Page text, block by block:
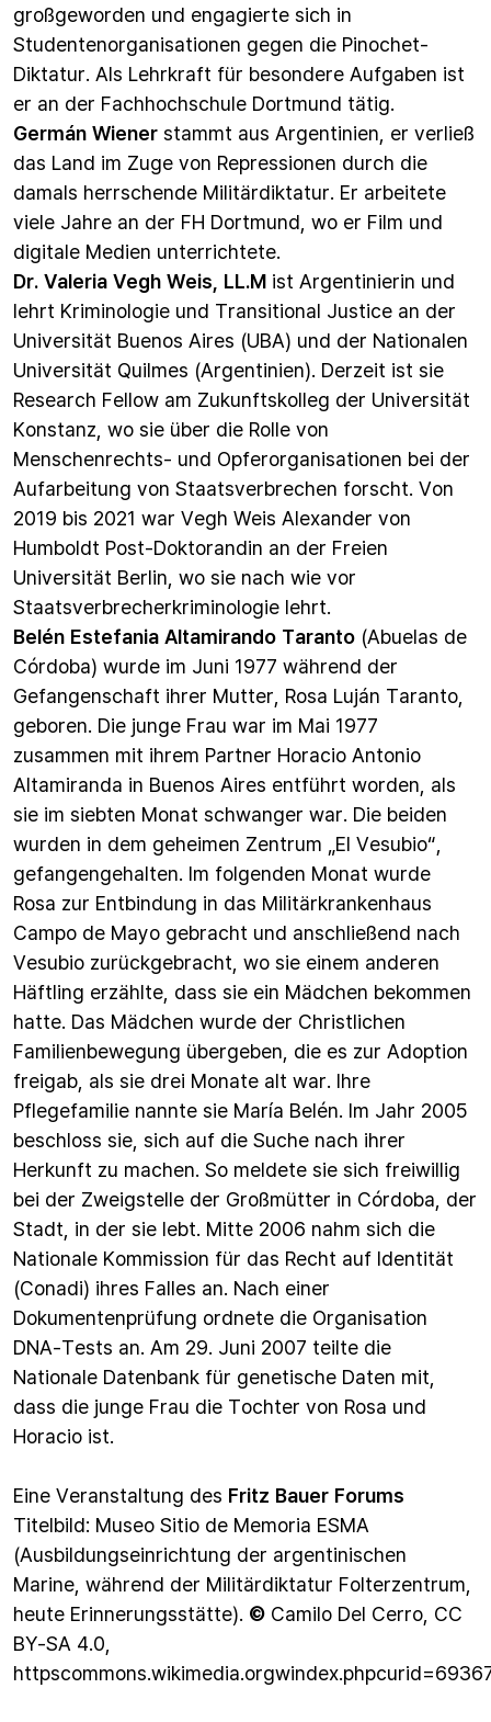
großgeworden und engagierte sich in
Studentenorganisationen gegen die Pinochet-
Diktatur. Als Lehrkraft für besondere Aufgaben ist
er an der Fachhochschule Dortmund tätig.
Germán Wiener stammt aus Argentinien, er verließ
das Land im Zuge von Repressionen durch die
damals herrschende Militärdiktatur. Er arbeitete
viele Jahre an der FH Dortmund, wo er Film und
digitale Medien unterrichtete.
Dr. Valeria Vegh Weis, LL.M ist Argentinierin und
lehrt Kriminologie und Transitional Justice an der
Universität Buenos Aires (UBA) und der Nationalen
Universität Quilmes (Argentinien). Derzeit ist sie
Research Fellow am Zukunftskolleg der Universität
Konstanz, wo sie über die Rolle von
Menschenrechts- und Opferorganisationen bei der
Aufarbeitung von Staatsverbrechen forscht. Von
2019 bis 2021 war Vegh Weis Alexander von
Humboldt Post-Doktorandin an der Freien
Universität Berlin, wo sie nach wie vor
Staatsverbrecherkriminologie lehrt.
Belén Estefania Altamirando Taranto (Abuelas de
Córdoba) wurde im Juni 1977 während der
Gefangenschaft ihrer Mutter, Rosa Luján Taranto,
geboren. Die junge Frau war im Mai 1977
zusammen mit ihrem Partner Horacio Antonio
Altamiranda in Buenos Aires entführt worden, als
sie im siebten Monat schwanger war. Die beiden
wurden in dem geheimen Zentrum „El Vesubio“,
gefangengehalten. Im folgenden Monat wurde
Rosa zur Entbindung in das Militärkrankenhaus
Campo de Mayo gebracht und anschließend nach
Vesubio zurückgebracht, wo sie einem anderen
Häftling erzählte, dass sie ein Mädchen bekommen
hatte. Das Mädchen wurde der Christlichen
Familienbewegung übergeben, die es zur Adoption
freigab, als sie drei Monate alt war. Ihre
Pflegefamilie nannte sie María Belén. Im Jahr 2005
beschloss sie, sich auf die Suche nach ihrer
Herkunft zu machen. So meldete sie sich freiwillig
bei der Zweigstelle der Großmütter in Córdoba, der
Stadt, in der sie lebt. Mitte 2006 nahm sich die
Nationale Kommission für das Recht auf Identität
(Conadi) ihres Falles an. Nach einer
Dokumentenprüfung ordnete die Organisation
DNA-Tests an. Am 29. Juni 2007 teilte die
Nationale Datenbank für genetische Daten mit,
dass die junge Frau die Tochter von Rosa und
Horacio ist.
Eine Veranstaltung des Fritz Bauer Forums
Titelbild: Museo Sitio de Memoria ESMA
(Ausbildungseinrichtung der argentinischen
Marine, während der Militärdiktatur Folterzentrum,
heute Erinnerungsstätte). © Camilo Del Cerro, CC
BY-SA 4.0,